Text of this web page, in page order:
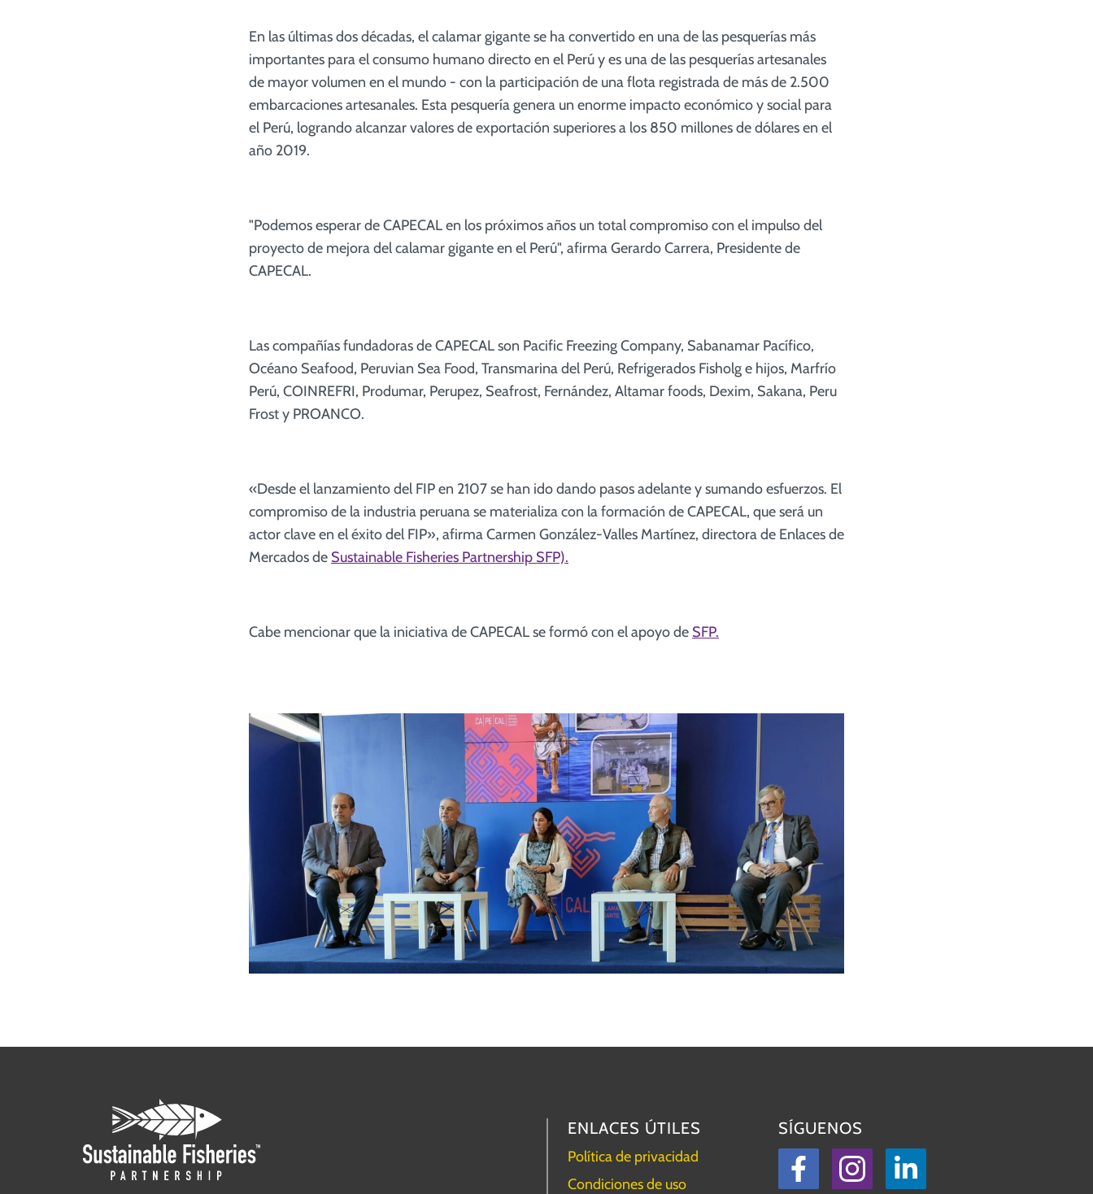
En las últimas dos décadas, el calamar gigante se ha convertido en una de las pesquerías más
importantes para el consumo humano directo en el Perú y es una de las pesquerías artesanales
de mayor volumen en el mundo - con la participación de una flota registrada de más de 2.500
embarcaciones artesanales. Esta pesquería genera un enorme impacto económico y social para
el Perú, logrando alcanzar valores de exportación superiores a los 850 millones de dólares en el
año 2019.
"Podemos esperar de CAPECAL en los próximos años un total compromiso con el impulso del
proyecto de mejora del calamar gigante en el Perú", afirma Gerardo Carrera, Presidente de
CAPECAL.
Las compañías fundadoras de CAPECAL son Pacific Freezing Company, Sabanamar Pacífico,
Océano Seafood, Peruvian Sea Food, Transmarina del Perú, Refrigerados Fisholg e hijos, Marfrío
Perú, COINREFRI, Produmar, Perupez, Seafrost, Fernández, Altamar foods, Dexim, Sakana, Peru
Frost y PROANCO.
«Desde el lanzamiento del FIP en 2107 se han ido dando pasos adelante y sumando esfuerzos. El
compromiso de la industria peruana se materializa con la formación de CAPECAL, que será un
actor clave en el éxito del FIP», afirma Carmen González-Valles Martínez, directora de Enlaces de
Mercados de Sustainable Fisheries Partnership SFP).
Cabe mencionar que la iniciativa de CAPECAL se formó con el apoyo de SFP.
ENLACES ÚTILES
Política de privacidad
Condiciones de uso
SÍGUENOS
Facebook
Instagram
LinkedIn